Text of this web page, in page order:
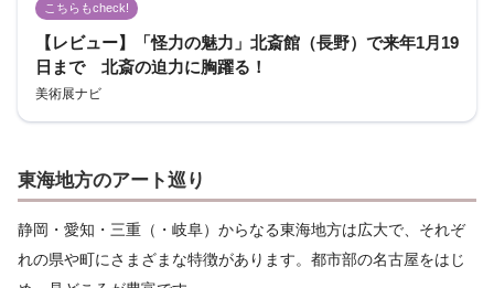
こちらもcheck!
【レビュー】「怪力の魅力」北斎館（長野）で来年1月19
日まで 北斎の迫力に胸躍る！
美術展ナビ
東海地方のアート巡り
静岡・愛知・三重（・岐阜）からなる東海地方は広大で、それぞ
れの県や町にさまざまな特徴があります。都市部の名古屋をはじ